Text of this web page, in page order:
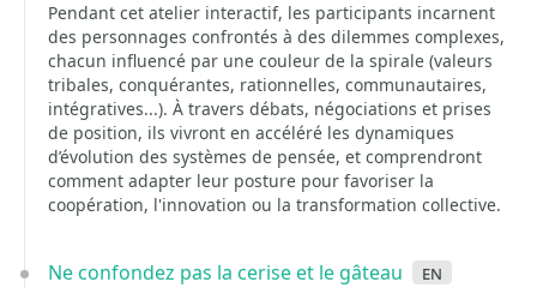
Pendant cet atelier interactif, les participants incarnent
des personnages confrontés à des dilemmes complexes,
chacun influencé par une couleur de la spirale (valeurs
tribales, conquérantes, rationnelles, communautaires,
intégratives...). À travers débats, négociations et prises
de position, ils vivront en accéléré les dynamiques
d’évolution des systèmes de pensée, et comprendront
comment adapter leur posture pour favoriser la
coopération, l'innovation ou la transformation collective.
Ne confondez pas la cerise et le gâteau en